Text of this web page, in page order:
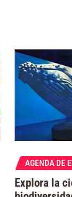
AGENDA DE
Explora la